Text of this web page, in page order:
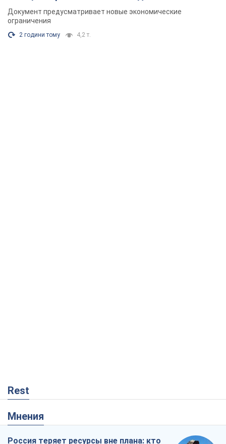
Документ предусматривает новые экономические
ограничения
2 години тому 4,2 т.
Rest
Мнения
Россия теряет ресурсы вне плана: кто